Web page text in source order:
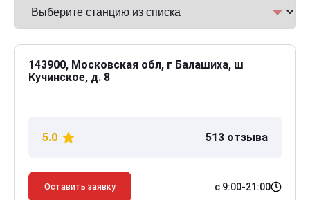
143900, Московская обл, г Балашиха, ш
Кучинское, д. 8
5.0 513 отзыва
Оставить заявку с 9:00-21:00